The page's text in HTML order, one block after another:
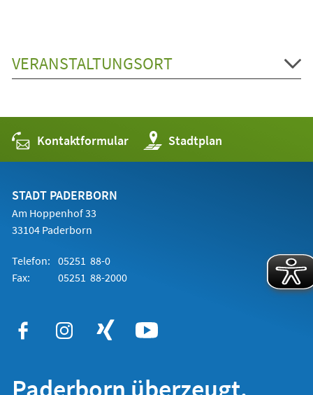
VERANSTALTUNGSORT
Kontaktformular Stadtplan
(Öffnet
in
einem
STADT PADERBORN
Am Hoppenhof 33
33104 Paderborn
Telefon: 05251 88-0
Fax:
05251 88-2000